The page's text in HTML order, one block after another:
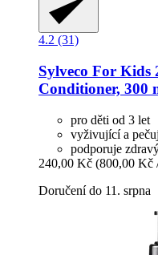
4.2 (31)
Sylveco For Kids
Conditioner, 300
pro děti od 3 let
vyživující a
podporuje
240,00 Kč (800,00 Kč
Doručení do 11. srpna